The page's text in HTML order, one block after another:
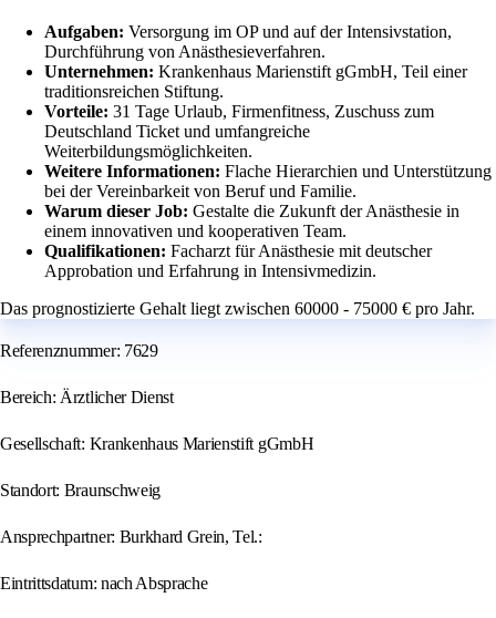
Aufgaben: Versorgung im OP und auf der Intensivstation,
Durchführung von Anästhesieverfahren.
Unternehmen: Krankenhaus Marienstift gGmbH, Teil einer
traditionsreichen Stiftung.
Vorteile: 31 Tage Urlaub, Firmenfitness, Zuschuss zum
Deutschland Ticket und umfangreiche
Weiterbildungsmöglichkeiten.
Weitere Informationen: Flache Hierarchien und Unterstützung
bei der Vereinbarkeit von Beruf und Familie.
Warum dieser Job: Gestalte die Zukunft der Anästhesie in
einem innovativen und kooperativen Team.
Qualifikationen: Facharzt für Anästhesie mit deutscher
Approbation und Erfahrung in Intensivmedizin.
Das prognostizierte Gehalt liegt zwischen 60000 - 75000 € pro Jahr.
Referenznummer: 7629
Bereich: Ärztlicher Dienst
Gesellschaft: Krankenhaus Marienstift gGmbH
Standort: Braunschweig
Ansprechpartner: Burkhard Grein, Tel.:
Eintrittsdatum: nach Absprache